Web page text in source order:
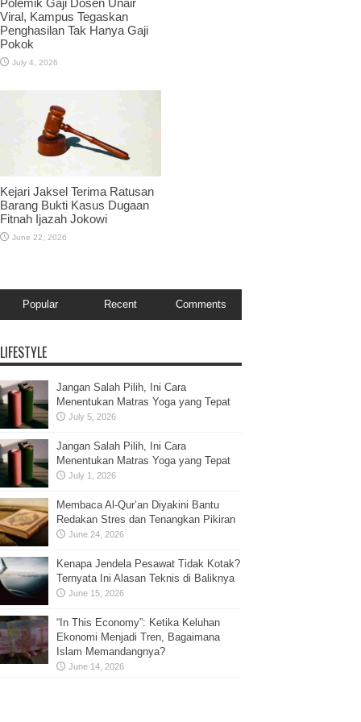
Polemik Gaji Dosen Unair
Viral, Kampus Tegaskan
Penghasilan Tak Hanya Gaji
Pokok
July 4, 2026
Kejari Jaksel Terima Ratusan
Barang Bukti Kasus Dugaan
Fitnah Ijazah Jokowi
June 22, 2026
Popular Recent Comments
LIFESTYLE
Jangan Salah Pilih, Ini Cara
Menentukan Matras Yoga yang Tepat
July 5, 2026
Jangan Salah Pilih, Ini Cara
Menentukan Matras Yoga yang Tepat
July 1, 2026
Membaca Al-Qur’an Diyakini Bantu
Redakan Stres dan Tenangkan Pikiran
June 24, 2026
Kenapa Jendela Pesawat Tidak Kotak?
Ternyata Ini Alasan Teknis di Baliknya
June 15, 2026
“In This Economy”: Ketika Keluhan
Ekonomi Menjadi Tren, Bagaimana
Islam Memandangnya?
June 14, 2026